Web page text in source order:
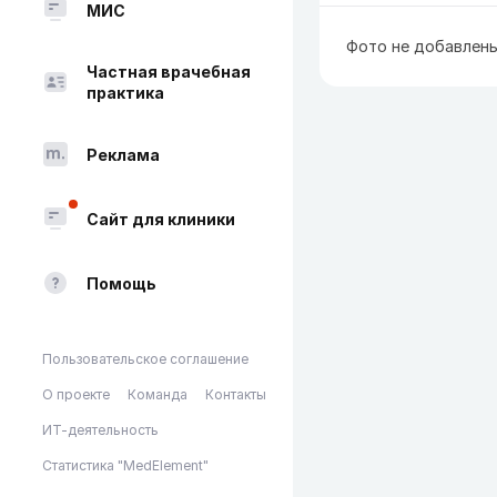
МИС
Частная врачебная
практика
Реклама
Сайт для клиники
Помощь
Пользовательское соглашение
О проекте Команда Контакты
ИТ-деятельность
Статистика "MedElement"
Фото не